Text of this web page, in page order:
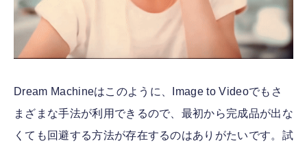
Dream Machineはこのように、Image to Videoでもさ
まざまな手法が利用できるので、最初から完成品が出な
くても回避する方法が存在するのはありがたいです。試